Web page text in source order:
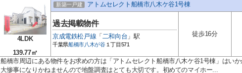
4LDK
139.77㎡
新築一戸建 アトムセレクト船橋市八木ケ谷1号棟
過去掲載物件
京成電鉄松戸線 「 二和向台 」駅
千葉県船橋市八木が谷１丁目571
徒歩16分
船橋市周辺にある物件をお求めの方は「アトムセレクト船橋市八木ケ谷1号棟」はい
大惨事になりかねませんので地盤調査はとても大切です。初めてのマイホー...